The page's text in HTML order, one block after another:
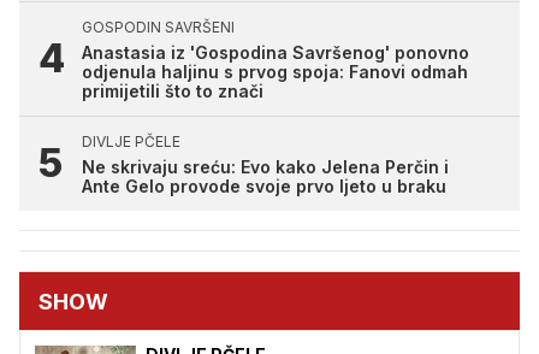
GOSPODIN SAVRŠENI
Anastasia iz 'Gospodina Savršenog' ponovno
odjenula haljinu s prvog spoja: Fanovi odmah
primijetili što to znači
DIVLJE PČELE
Ne skrivaju sreću: Evo kako Jelena Perčin i
Ante Gelo provode svoje prvo ljeto u braku
SHOW